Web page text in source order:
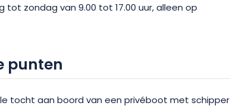
tot zondag van 9.00 tot 17.00 uur, alleen op
punten
tocht aan boord van een privéboot met schipper